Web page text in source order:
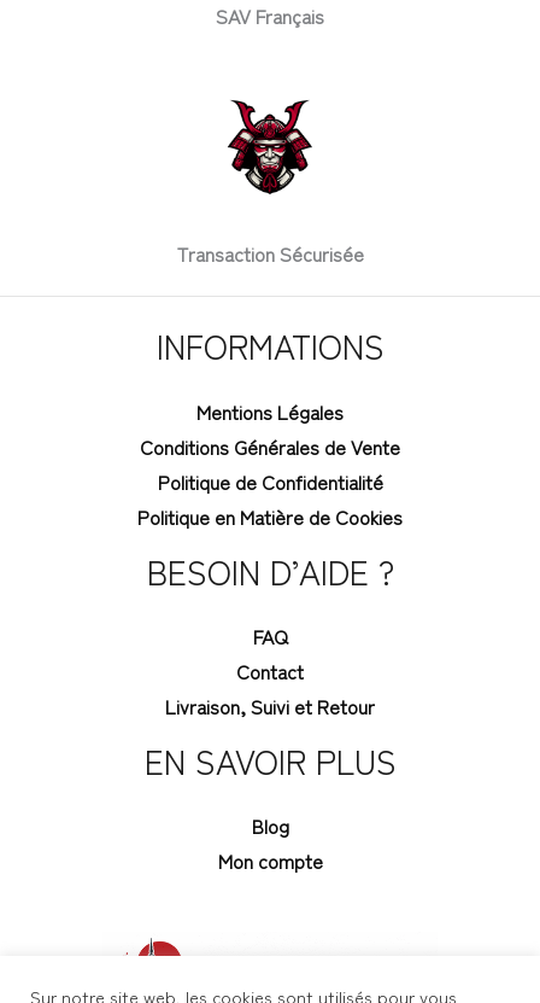
SAV Français
Transaction Sécurisée
INFORMATIONS
Mentions Légales
Conditions Générales de Vente
Politique de Confidentialité
Politique en Matière de Cookies
BESOIN D’AIDE ?
FAQ
Contact
Livraison, Suivi et Retour
EN SAVOIR PLUS
Blog
Mon compte
Sur notre site web, les cookies sont utilisés pour vous